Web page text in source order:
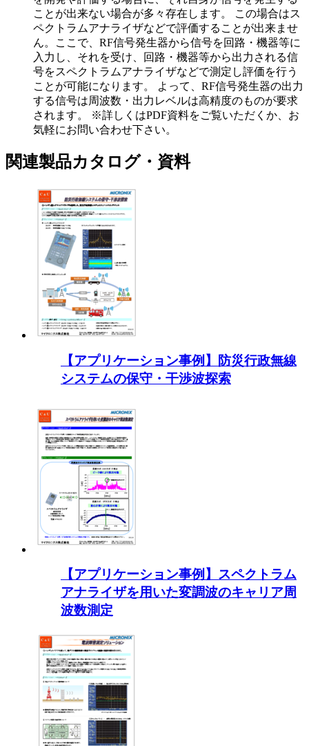
ことが出来ない場合が多々存在します。 この場合はス
ペクトラムアナライザなどで評価することが出来ませ
ん。ここで、RF信号発生器から信号を回路・機器等に
入力し、それを受け、回路・機器等から出力される信
号をスペクトラムアナライザなどで測定し評価を行う
ことが可能になります。 よって、RF信号発生器の出力
する信号は周波数・出力レベルは高精度のものが要求
されます。 ※詳しくはPDF資料をご覧いただくか、お
気軽にお問い合わせ下さい。
関連製品カタログ・資料
【アプリケーション事例】防災行政無線
システムの保守・干渉波探索
【アプリケーション事例】スペクトラム
アナライザを用いた変調波のキャリア周
波数測定